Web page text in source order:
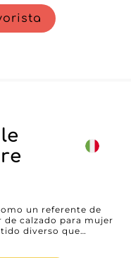
un referente de
calzado para mujer
diverso que